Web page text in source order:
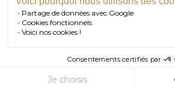
Partage de données avec Google
Cookies fonctionnels
Voici nos cookies !
Consentements certifiés par
Je choisis
RDV SHOWROOM
RDV TÉLÉPHONIQUE
© Salmon Paris 2026 — Tous
AJOUTER AU PANIER